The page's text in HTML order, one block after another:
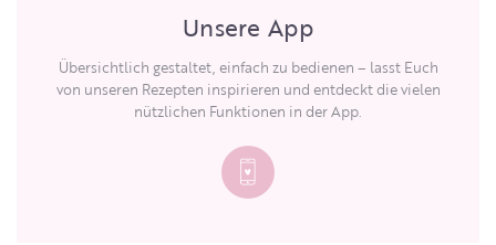
Unsere App
Übersichtlich gestaltet, einfach zu bedienen – lasst Euch
von unseren Rezepten inspirieren und entdeckt die vielen
nützlichen Funktionen in der App.